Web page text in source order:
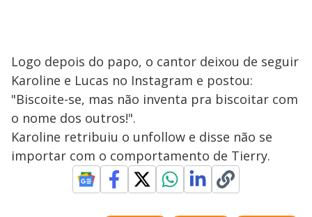
Logo depois do papo, o cantor deixou de seguir
Karoline e Lucas no Instagram e postou:
"Biscoite-se, mas não inventa pra biscoitar com
o nome dos outros!".
Karoline retribuiu o unfollow e disse não se
importar com o comportamento de Tierry.